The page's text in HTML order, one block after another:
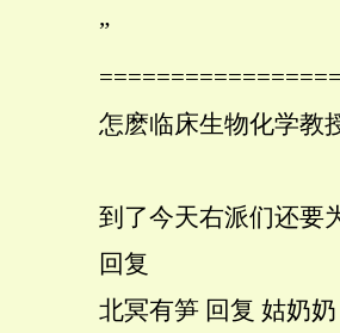
”
怎麽临床生物化学教
到了今天右派们还要
回复
北冥有笋 回复 姑奶奶